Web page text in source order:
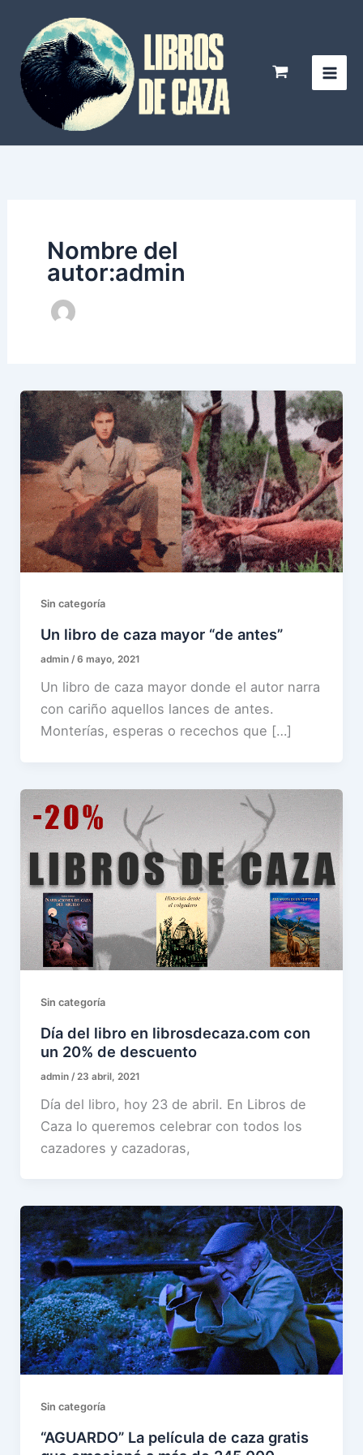
contenido
Nombre del
autor:admin
Sin categoría
Un libro de caza mayor “de antes”
admin / 6 mayo, 2021
Un libro de caza mayor donde el autor narra
con cariño aquellos lances de antes.
Monterías, esperas o recechos que […]
Sin categoría
Día del libro en librosdecaza.com con
un 20% de descuento
admin / 23 abril, 2021
Día del libro, hoy 23 de abril. En Libros de
Caza lo queremos celebrar con todos los
cazadores y cazadoras,
Sin categoría
“AGUARDO” La película de caza gratis